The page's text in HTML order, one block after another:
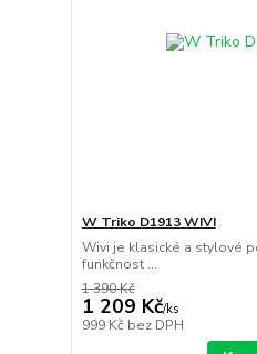
W Triko D1913 WIVI
Wivi je klasické a stylové
funkčnost ...
1 390 Kč
1 209 Kč/ks
999 Kč bez DPH